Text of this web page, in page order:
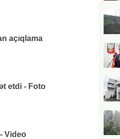
açıqlama
etdi - Foto
Video